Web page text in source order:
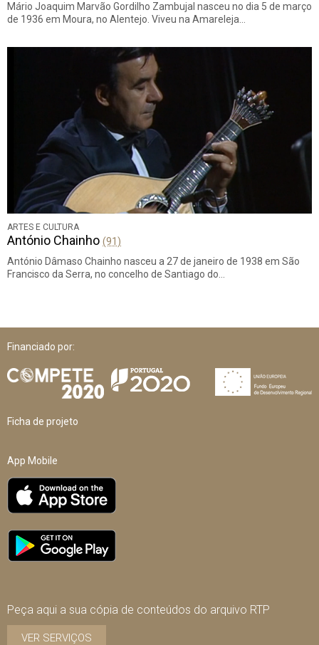
Mário Joaquim Marvão Gordilho Zambujal nasceu no dia 5 de março
de 1936 em Moura, no Alentejo. Viveu na Amareleja…
ARTES E CULTURA
António Chainho (91)
António Dâmaso Chainho nasceu a 27 de janeiro de 1938 em São
Francisco da Serra, no concelho de Santiago do…
Financiado por:
Ficha de projeto
App Mobile
Peça aqui a sua cópia de conteúdos do arquivo RTP
VER SERVIÇOS